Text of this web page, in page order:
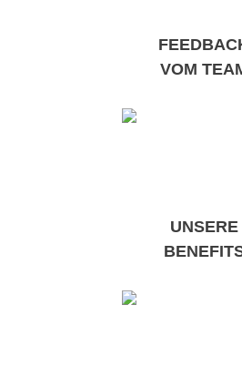
VOM
UNSERE